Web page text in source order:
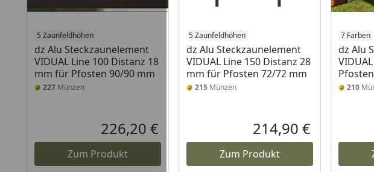
5 Zaunfeldhöhen
dz Alu Steckzaunelement
VIDUAL Line 100 Distanz 18
mm für Pfosten 90/90 mm
227 Münzen
Aktueller Preis
226,20 €
Zum Produkt
5 Zaunfeldhöhen
dz Alu Steckzaunelement
VIDUAL Line 150 Distanz 28
mm für Pfosten 72/72 mm
215 Münzen
Aktueller Preis
214,90 €
Zum Produkt
7 Farben
dz Alu
210